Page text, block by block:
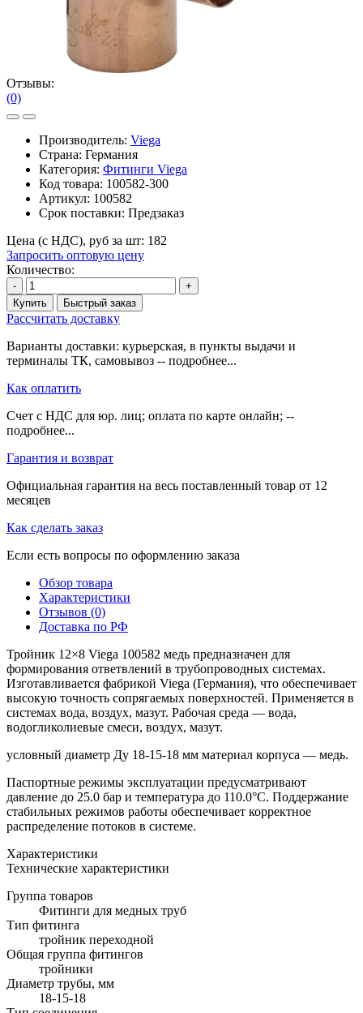
Отзывы:
(0)
Производитель: Viega
Страна: Германия
Категория: Фитинги Viega
Код товара: 100582-300
Артикул: 100582
Срок поставки: Предзаказ
Цена (с НДС), руб за шт: 182
Запросить оптовую цену
Количество:
-
+
Купить
Быстрый заказ
Рассчитать доставку
Варианты доставки: курьерская, в пункты выдачи и
терминалы ТК, самовывоз -- подробнее...
Как оплатить
Счет с НДС для юр. лиц; оплата по карте онлайн; --
подробнее...
Гарантия и возврат
Официальная гарантия на весь поставленный товар от 12
месяцев
Как сделать заказ
Если есть вопросы по оформлению заказа
Обзор товара
Характеристики
Отзывов (0)
Доставка по РФ
Тройник 12×8 Viega 100582 медь предназначен для
формирования ответвлений в трубопроводных системах.
Изготавливается фабрикой Viega (Германия), что обеспечивает
высокую точность сопрягаемых поверхностей. Применяется в
системах вода, воздух, мазут. Рабочая среда — вода,
водогликолиевые смеси, воздух, мазут.
условный диаметр Ду 18-15-18 мм материал корпуса — медь.
Паспортные режимы эксплуатации предусматривают
давление до 25.0 бар и температура до 110.0°C. Поддержание
стабильных режимов работы обеспечивает корректное
распределение потоков в системе.
Характеристики
Технические характеристики
Группа товаров
Фитинги для медных труб
Тип фитинга
тройник переходной
Общая группа фитингов
тройники
Диаметр трубы, мм
18-15-18